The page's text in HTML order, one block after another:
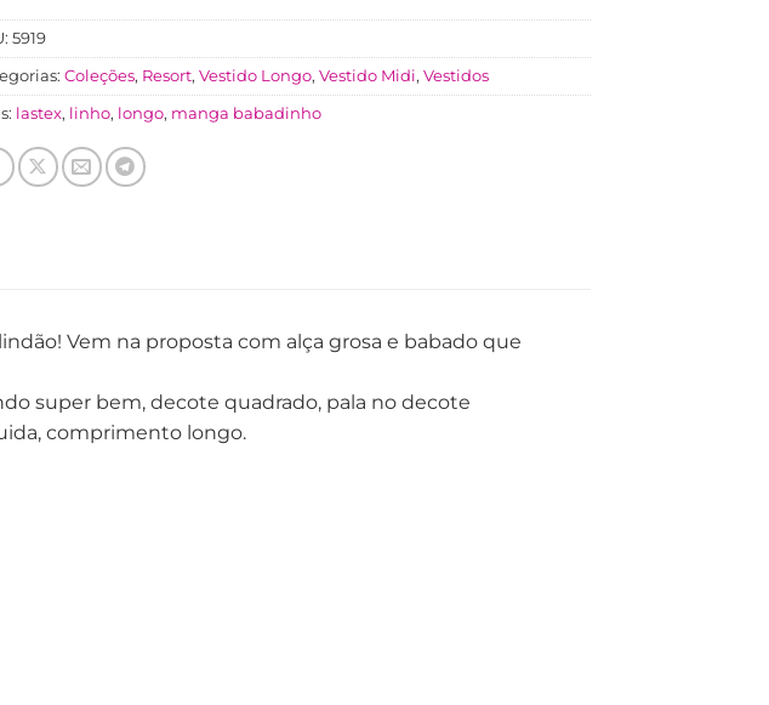
5919
Coleções, Resort, Vestido Longo, Vestido Midi, Vestidos
lastex, linho, longo, manga babadinho
Vem na proposta com alça grosa e babado que
super bem, decote quadrado, pala no decote
comprimento longo.